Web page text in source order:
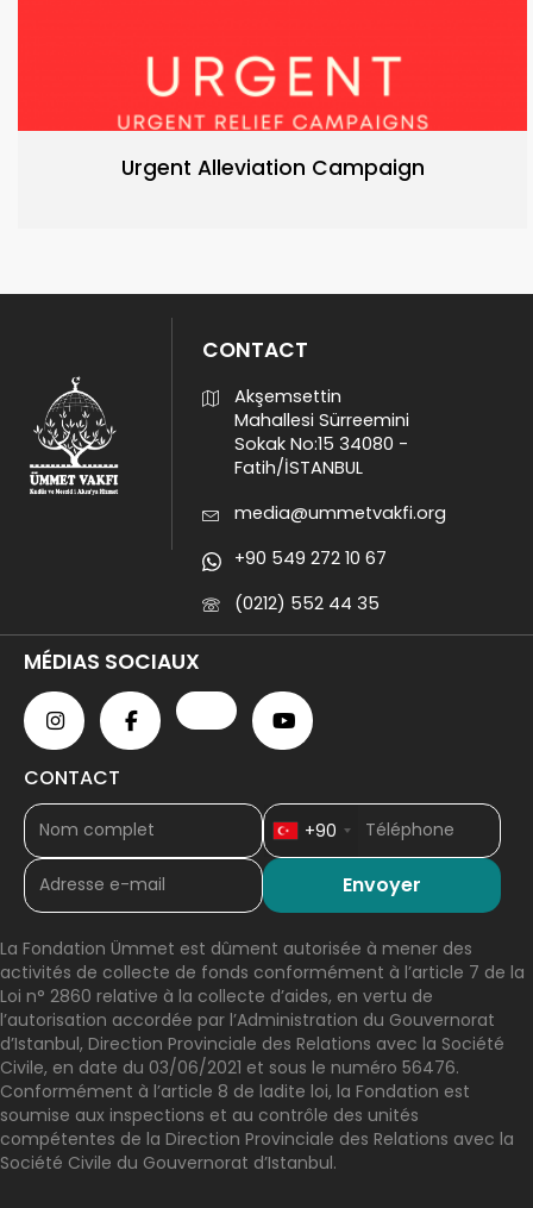
Urgent Alleviation Campaign
CONTACT
Akşemsettin
Mahallesi Sürreemini
Sokak No:15 34080 -
Fatih/İSTANBUL
media@ummetvakfi.org
+90 549 272 10 67
(0212) 552 44 35
MÉDIAS SOCIAUX
CONTACT
+90
La Fondation Ümmet est dûment autorisée à mener des
activités de collecte de fonds conformément à l’article 7 de la
Loi n° 2860 relative à la collecte d’aides, en vertu de
l’autorisation accordée par l’Administration du Gouvernorat
d’Istanbul, Direction Provinciale des Relations avec la Société
Civile, en date du 03/06/2021 et sous le numéro 56476.
Conformément à l’article 8 de ladite loi, la Fondation est
soumise aux inspections et au contrôle des unités
compétentes de la Direction Provinciale des Relations avec la
Société Civile du Gouvernorat d’Istanbul.